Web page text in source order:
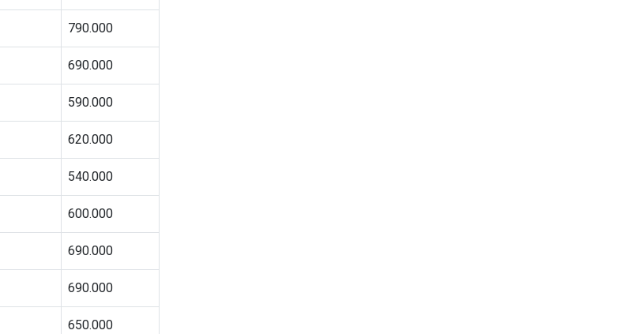
790.000
690.000
590.000
620.000
540.000
600.000
690.000
690.000
650.000